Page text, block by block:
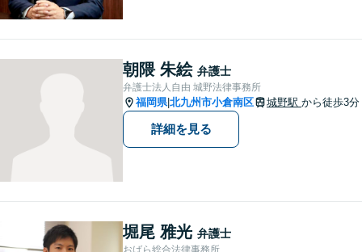
ば、些細なことでもお気軽に
お問い合わせください。
朝隈 朱絵 弁護士
弁護士法人自由 城野法律事務所
福岡県|北九州市小倉南区 城野駅 から徒歩3分
詳細を見る
堀尾 雅光 弁護士
おばら総合法律事務所